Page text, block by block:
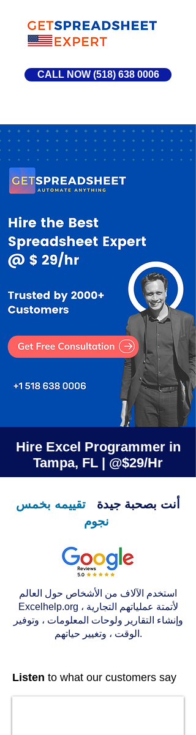
CALL NOW (518) 638 0006
Hire Excel Programmer in
Tampa, FL | @$29/Hr
أنت بصحبة جيدة
تقييمه بخمس
نجوم
استخدم الآلاف من الأشخاص حول العالم
Excelhelp.org لأتمتة عملياتهم التجارية ،
وإنشاء التقارير ولوحات المعلومات ، وتوفير
الوقت ، وتغيير حياتهم.
Listen to what our customers say